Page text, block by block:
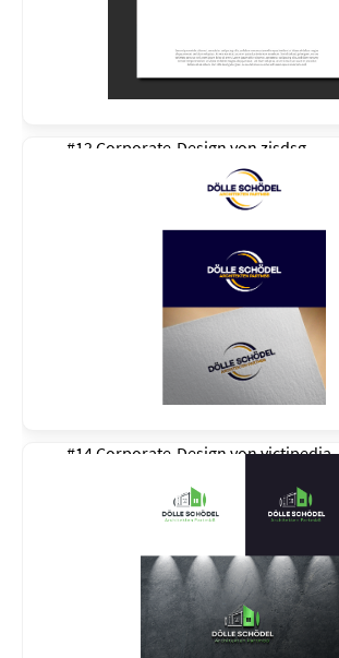
#12 Corporate-Design von zisdsg
#14 Corporate-Design vonvictipedia